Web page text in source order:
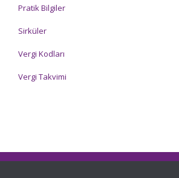
Pratik Bilgiler
Sirküler
Vergi Kodları
Vergi Takvimi